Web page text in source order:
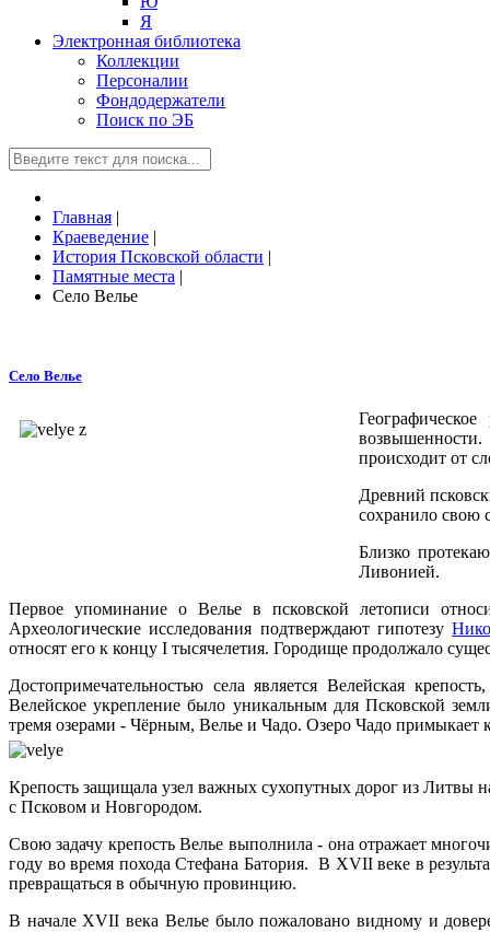
Я
Электронная библиотека
Коллекции
Персоналии
Фондодержатели
Поиск по ЭБ
Главная |
Краеведение |
История Псковской области |
Памятные места |
Село Велье
Село Велье
происходит от
Древний
сохранило свою
Близко
Ливонией.
Первое упоминание о Велье в псковской летописи
Археологические исследования подтверждают гипотезу
относят его к концу I тысячелетия. Городище продолжало
Достопримечательностью села является Велейская
Велейское укрепление было уникальным для Псковской
тремя озерами - Чёрным, Велье и Чадо. Озеро Чадо примыкает
Крепость защищала узел важных сухопутных дорог из Литвы
с Псковом и Новгородом.
Свою задачу крепость Велье выполнила - она отражает
году во время похода Стефана Батория. В XVII веке в
превращаться в обычную провинцию.
В начале XVII века Велье было пожаловано видному и